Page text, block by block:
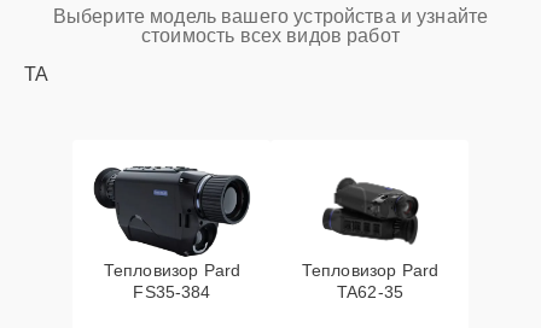
Выберите модель вашего устройства и узнайте
стоимость всех видов работ
TA
Тепловизор Pard
FS35-384
Тепловизор Pard
TA62-35